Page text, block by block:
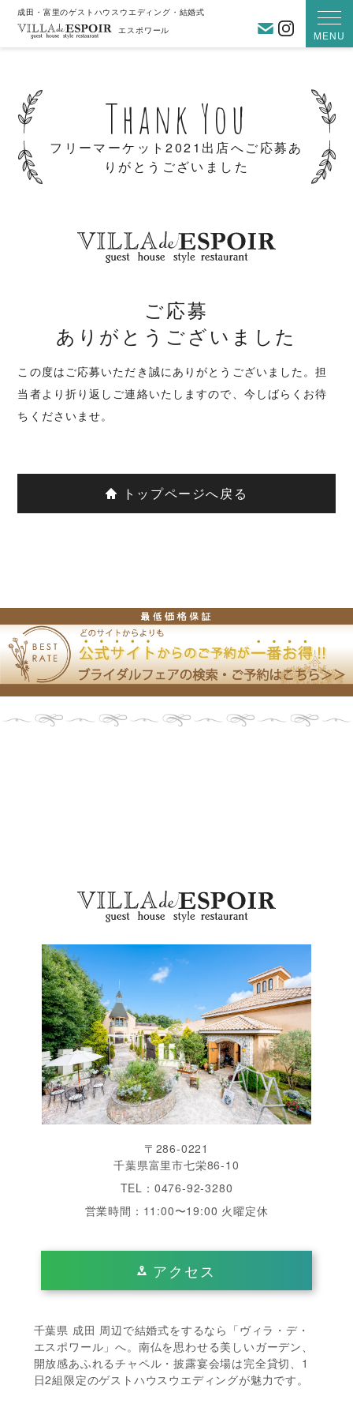
成田・富里のゲストハウスウエディング・結婚式
エスポワール
MENU
お問い合わ
Thank You
フリーマーケット2021出店へご応募あ
りがとうございました
ご応募
ありがとうございました
この度はご応募いただき誠にありがとうございました。担
当者より折り返しご連絡いたしますので、今しばらくお待
ちくださいませ。
トップページへ戻る
〒286-0221
千葉県富里市七栄86-10
TEL：0476-92-3280
営業時間：11:00〜19:00 火曜定休
アクセス
千葉県 成田 周辺で結婚式をするなら「ヴィラ・デ・
エスポワール」へ。南仏を思わせる美しいガーデン、
開放感あふれるチャペル・披露宴会場は完全貸切、1
日2組限定のゲストハウスウエディングが魅力です。